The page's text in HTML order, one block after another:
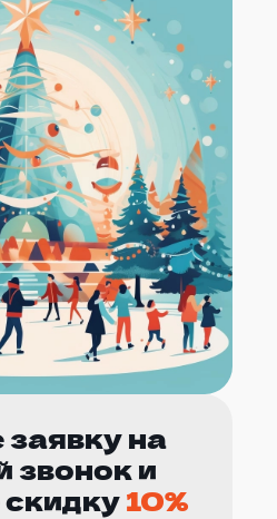
на
звонок и
10%